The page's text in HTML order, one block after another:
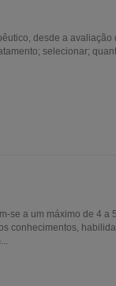
desde a avaliação
selecionar;
se a um máximo de 4 a
conhecimentos,